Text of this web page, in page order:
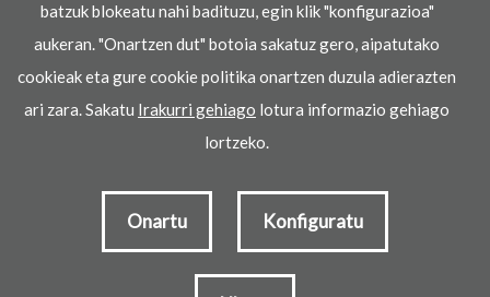
Izena eman
Lege oharra Pribatasun-politika Cookie politika
© 2021 Ikaselkar
k garatua
batzuk blokeatu nahi badituzu, egin klik "konfigurazioa"
aukeran. "Onartzen dut" botoia sakatuz gero, aipatutako
cookieak eta gure cookie politika onartzen duzula adierazten
ari zara. Sakatu Irakurri gehiago lotura informazio gehiago
lortzeko.
Onartu Konfiguratu